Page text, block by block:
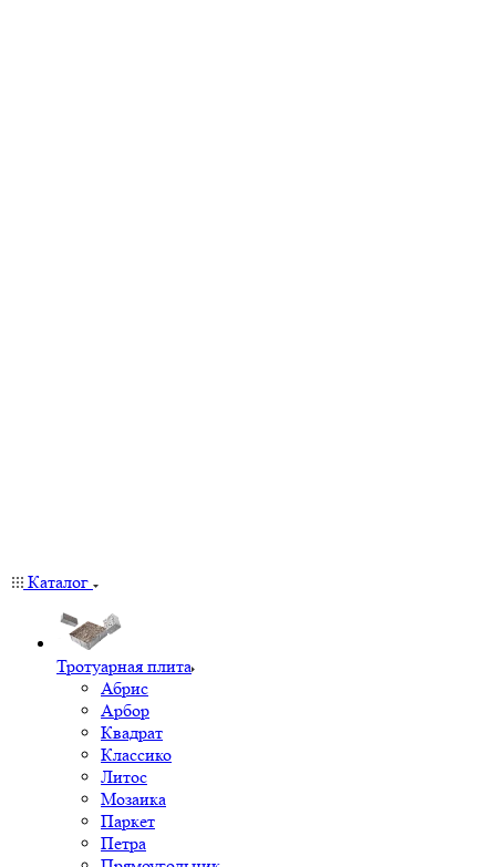
Каталог
Тротуарная плита
Абрис
Арбор
Квадрат
Классико
Литос
Мозаика
Паркет
Петра